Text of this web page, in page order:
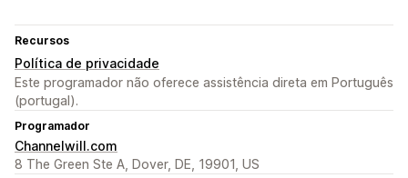
Recursos
Política de privacidade
Este programador não oferece assistência direta em Português
(portugal).
Programador
Channelwill.com
8 The Green Ste A, Dover, DE, 19901, US